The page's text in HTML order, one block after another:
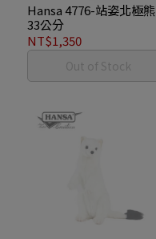
Hansa 4776-站姿北極熊
33公分
NT$1,350
Out of Stock